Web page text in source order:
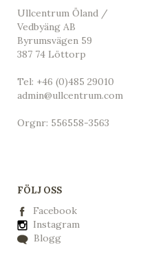
Ullcentrum Öland /
Vedbyäng AB
Byrumsvägen 59
387 74 Löttorp
Tel: +46 (0)485 29010
admin@ullcentrum.com
Orgnr: 556558-3563
FÖLJ OSS
Facebook
Instagram
Blogg